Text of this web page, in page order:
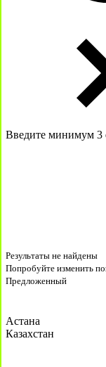
Введите минимум 3
Результаты не найдены
Попробуйте изменить
Предложенный
Астана
Казахстан